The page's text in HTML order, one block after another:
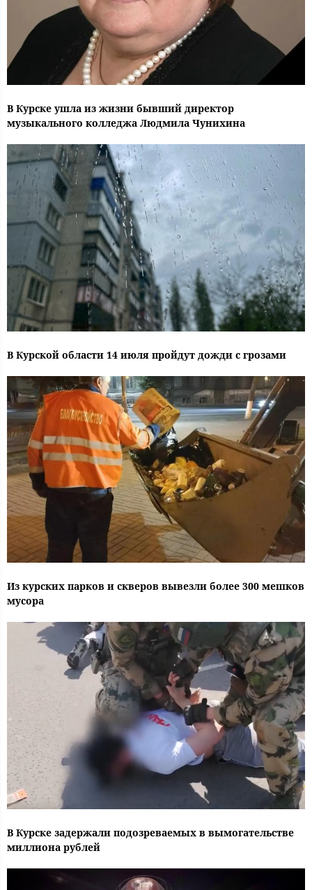
В Курске ушла из жизни бывший директор
музыкального колледжа Людмила Чунихина
В Курской области 14 июля пройдут дожди с грозами
Из курских парков и скверов вывезли более 300 мешков
мусора
В Курске задержали подозреваемых в вымогательстве
миллиона рублей